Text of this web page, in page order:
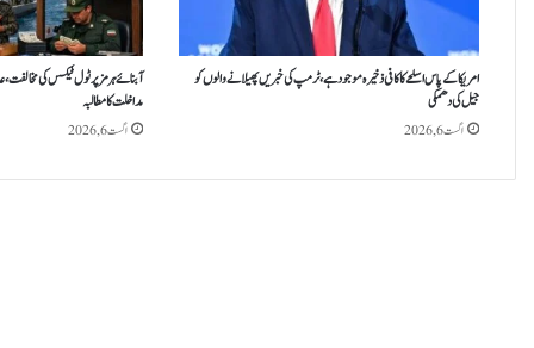
امریکا کے پاس اسلحے کا کافی ذخیرہ موجود ہے، ٹرمپ کی خبریں پھیلانے والوں کو
جیل کی دھمکی
اگست 6, 2026
آبنائے ہرمز پر ٹول ٹیکس کی مخالفت،
مداخلت کا مطالبہ
اگست 6, 2026